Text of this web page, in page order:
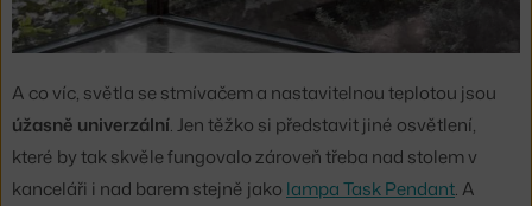
A co víc, světla se stmívačem a nastavitelnou teplotou jsou
úžasně univerzální. Jen těžko si představit jiné osvětlení,
které by tak skvěle fungovalo zároveň třeba nad stolem v
kanceláři i nad barem stejně jako lampa Task Pendant. A